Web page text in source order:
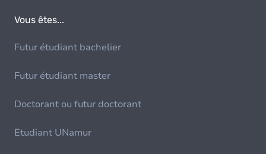
Vous êtes...
Futur étudiant bachelier
Futur étudiant master
Doctorant ou futur doctorant
Etudiant UNamur